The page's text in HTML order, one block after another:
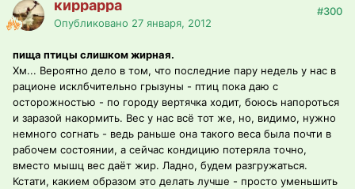
киррарра
Опубликовано 27 января, 2012
#300
пища птицы слишком жирная.
Хм... Вероятно дело в том, что последние пару недель у нас в
рационе исклбчительно грызуны - птиц пока даю с
осторожностью - по городу вертячка ходит, боюсь напороться
и заразой накормить. Вес у нас всё тот же, но, видимо, нужно
немного согнать - ведь раньше она такого веса была почти в
рабочем состоянии, а сейчас кондицию потеряла точно,
вместо мышц вес даёт жир. Ладно, будем разгружаться.
Кстати, какием образом это делать лучше - просто уменьшить